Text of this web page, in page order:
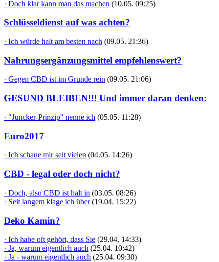
· Doch klar kann man das machen (10.05. 09:25)
Schlüsseldienst auf was achten?
· Ich würde halt am besten nach (09.05. 21:36)
Nahrungsergänzungsmittel empfehlenswert?
· Gegen CBD ist im Grunde rein (09.05. 21:06)
GESUND BLEIBEN!!! Und immer daran denken:
· "Juncker-Prinzip" nenne ich (05.05. 11:28)
Euro2017
· Ich schaue mir seit vielen (04.05. 14:26)
CBD - legal oder doch nicht?
· Doch, also CBD ist halt in (03.05. 08:26)
· Seit langem klage ich über (19.04. 15:22)
Deko Kamin?
· Ich habe oft gehört, dass Sie (29.04. 14:33)
· Ja, warum eigentlich auch (25.04. 10:42)
· Ja - warum eigentlich auch (25.04. 09:30)